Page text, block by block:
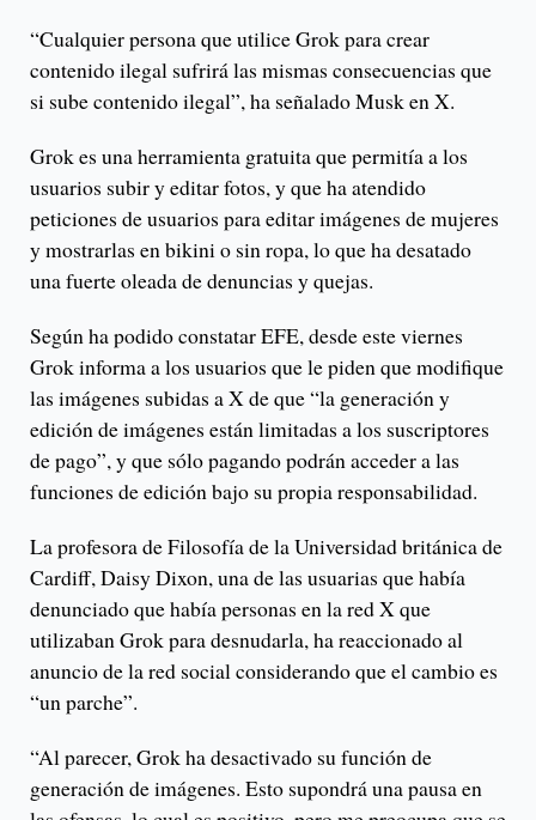
“Cualquier persona que utilice Grok para crear
contenido ilegal sufrirá las mismas consecuencias que
si sube contenido ilegal”, ha señalado Musk en X.
Grok es una herramienta gratuita que permitía a los
usuarios subir y editar fotos, y que ha atendido
peticiones de usuarios para editar imágenes de mujeres
y mostrarlas en bikini o sin ropa, lo que ha desatado
una fuerte oleada de denuncias y quejas.
Según ha podido constatar EFE, desde este viernes
Grok informa a los usuarios que le piden que modifique
las imágenes subidas a X de que “la generación y
edición de imágenes están limitadas a los suscriptores
de pago”, y que sólo pagando podrán acceder a las
funciones de edición bajo su propia responsabilidad.
La profesora de Filosofía de la Universidad británica de
Cardiff, Daisy Dixon, una de las usuarias que había
denunciado que había personas en la red X que
utilizaban Grok para desnudarla, ha reaccionado al
anuncio de la red social considerando que el cambio es
“un parche”.
“Al parecer, Grok ha desactivado su función de
generación de imágenes. Esto supondrá una pausa en